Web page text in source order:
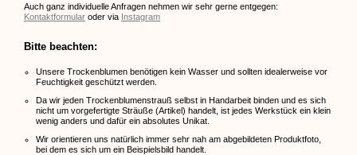
Auch ganz individuelle Anfragen nehmen wir sehr gerne entgegen:
Kontaktformular oder via Instagram
Bitte beachten:
Unsere Trockenblumen benötigen kein Wasser und sollten idealerweise vor
Feuchtigkeit geschützt werden.
Da wir jeden Trockenblumenstrauß selbst in Handarbeit binden und es sich
nicht um vorgefertigte Sträuße (Artikel) handelt, ist jedes Werkstück ein klein
wenig anders und dafür ein absolutes Unikat.
Wir orientieren uns natürlich immer sehr nah am abgebildeten Produktfoto,
bei dem es sich um ein Beispielsbild handelt.